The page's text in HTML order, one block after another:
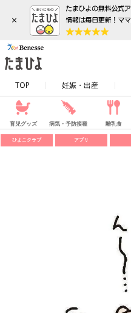
×
TOP 妊娠・出産
育児グッズ 病気・予防接種 離乳食
ひよこクラブ アプリ